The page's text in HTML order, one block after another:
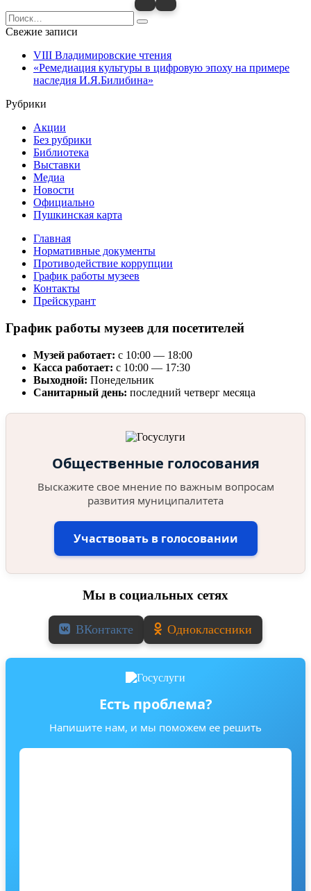
Search
for:
Свежие записи
VIII Владимировские чтения
«Ремедиация культуры в цифровую эпоху на примере
наследия И.Я.Билибина»
Рубрики
Акции
Без рубрики
Библиотека
Выставки
Медиа
Новости
Официально
Пушкинская карта
Главная
Нормативные документы
Противодействие коррупции
График работы музеев
Контакты
Прейскурант
График работы музеев для посетителей
Музей работает: с 10:00 — 18:00
Касса работает: с 10:00 — 17:30
Выходной: Понедельник
Санитарный день: последний четверг месяца
Общественные голосования
Выскажите свое мнение по важным вопросам
развития муниципалитета
Участвовать в голосовании
Мы в социальных сетях
ВКонтакте Одноклассники
Есть проблема?
Напишите нам, и мы поможем ее решить